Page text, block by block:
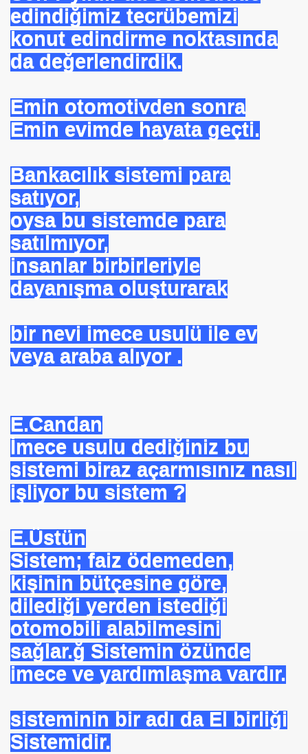
edindiğimiz tecrübemizi
konut edindirme noktasında
da değerlendirdik.
Emin otomotivden sonra
Emin evimde hayata geçti.
Bankacılık sistemi para
satıyor,
oysa bu sistemde para
satılmıyor,
insanlar birbirleriyle
dayanışma oluşturarak
bir nevi imece usulü ile ev
veya araba alıyor .
E.Candan
İmece usulu dediğiniz bu
sistemi biraz açarmısınız nasıl
işliyor bu sistem ?
E.Üstün
Sistem; faiz ödemeden,
kişinin bütçesine göre,
dilediği yerden istediği
otomobili alabilmesini
sağlar.ğ Sistemin özünde
imece ve yardımlaşma vardır.
sisteminin bir adı da El birliği
Sistemidir.
ERDEMi
?
VAKFI